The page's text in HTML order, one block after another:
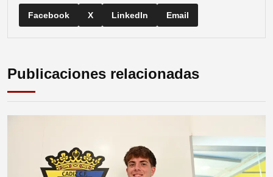
Facebook X LinkedIn Email
Publicaciones relacionadas